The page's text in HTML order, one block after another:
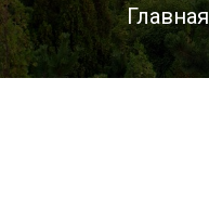
Главная